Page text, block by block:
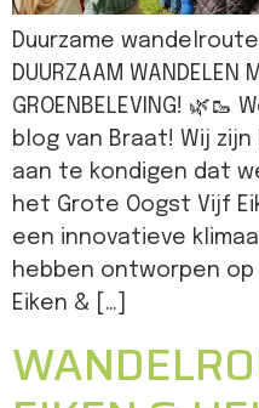
Duurzame
DUURZAAM WANDELEN
GROENBELEVING!
blog van Braat! Wij
aan te kondigen dat
het Grote Oogst Vijf
een innovatieve
hebben ontworpen
Eiken & […]